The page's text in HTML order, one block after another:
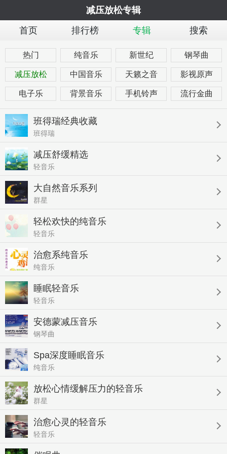
减压放松专辑
首页
排行榜 专辑 搜索
热门 纯音乐 新世纪 钢琴曲
减压放松 中国音乐 天籁之音 影视原声
电子乐 背景音乐 手机铃声 流行金曲
班得瑞经典收藏
班得瑞
减压舒缓精选
轻音乐
大自然音乐系列
群星
轻松欢快的纯音乐
轻音乐
治愈系纯音乐
纯音乐
睡眠轻音乐
轻音乐
安德蒙减压音乐
钢琴曲
Spa深度睡眠音乐
纯音乐
放松心情缓解压力的轻音乐
群星
治愈心灵的轻音乐
轻音乐